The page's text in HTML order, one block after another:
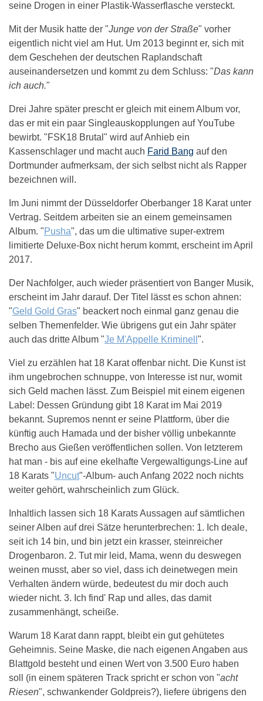
seine Drogen in einer Plastik-Wasserflasche versteckt.
Mit der Musik hatte der "Junge von der Straße" vorher
eigentlich nicht viel am Hut. Um 2013 beginnt er, sich mit
dem Geschehen der deutschen Raplandschaft
auseinandersetzen und kommt zu dem Schluss: "Das kann
ich auch."
Drei Jahre später prescht er gleich mit einem Album vor,
das er mit ein paar Singleauskopplungen auf YouTube
bewirbt. "FSK18 Brutal" wird auf Anhieb ein
Kassenschlager und macht auch Farid Bang auf den
Dortmunder aufmerksam, der sich selbst nicht als Rapper
bezeichnen will.
Im Juni nimmt der Düsseldorfer Oberbanger 18 Karat unter
Vertrag. Seitdem arbeiten sie an einem gemeinsamen
Album. "Pusha", das um die ultimative super-extrem
limitierte Deluxe-Box nicht herum kommt, erscheint im April
2017.
Der Nachfolger, auch wieder präsentiert von Banger Musik,
erscheint im Jahr darauf. Der Titel lässt es schon ahnen:
"Geld Gold Gras" beackert noch einmal ganz genau die
selben Themenfelder. Wie übrigens gut ein Jahr später
auch das dritte Album "Je M'Appelle Kriminell ".
Viel zu erzählen hat 18 Karat offenbar nicht. Die Kunst ist
ihm ungebrochen schnuppe, von Interesse ist nur, womit
sich Geld machen lässt. Zum Beispiel mit einem eigenen
Label: Dessen Gründung gibt 18 Karat im Mai 2019
bekannt. Supremos nennt er seine Plattform, über die
künftig auch Hamada und der bisher völlig unbekannte
Brecho aus Gießen veröffentlichen sollen. Von letzterem
hat man - bis auf eine ekelhafte Vergewaltigungs-Line auf
18 Karats "Uncut"-Album- auch Anfang 2022 noch nichts
weiter gehört, wahrscheinlich zum Glück.
Inhaltlich lassen sich 18 Karats Aussagen auf sämtlichen
seiner Alben auf drei Sätze herunterbrechen: 1. Ich deale,
seit ich 14 bin, und bin jetzt ein krasser, steinreicher
Drogenbaron. 2. Tut mir leid, Mama, wenn du deswegen
weinen musst, aber so viel, dass ich deinetwegen mein
Verhalten ändern würde, bedeutest du mir doch auch
wieder nicht. 3. Ich find' Rap und alles, das damit
zusammenhängt, scheiße.
Warum 18 Karat dann rappt, bleibt ein gut gehütetes
Geheimnis. Seine Maske, die nach eigenen Angaben aus
Blattgold besteht und einen Wert von 3.500 Euro haben
soll (in einem späteren Track spricht er schon von "acht
Riesen", schwankender Goldpreis?), liefere übrigens den